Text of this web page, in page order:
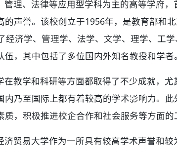
管理、法律等应用型学科为主的高等学府
的声誉。该校创立于1956年，是教育部和
经济学、管理学、法学、文学、理学、工
，其中包括了多位国内外知名教授和学者。
在教学和科研等方面都取得了不少成就，
内乃至国际上都有着较高的学术影响力。
，积极推进校企合作和社会服务等方面的
济贸易大学作为一所具有较高学术声誉和